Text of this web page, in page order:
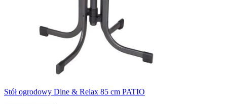
Stół ogrodowy Dine & Relax 85 cm PATIO